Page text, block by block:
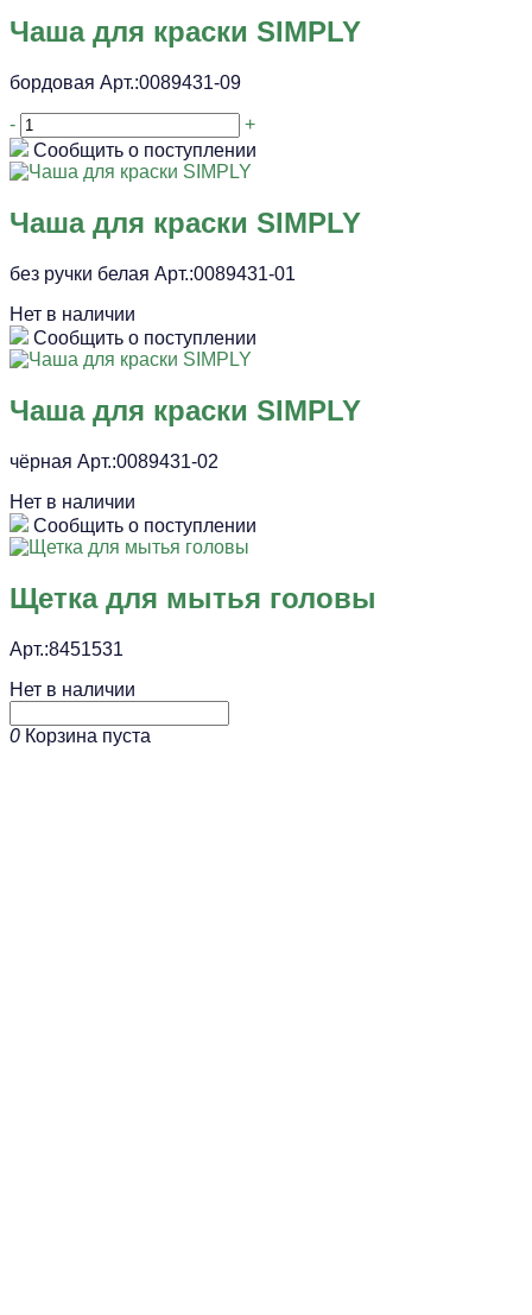
Чаша для краски SIMPLY
бордовая Арт.:0089431-09
-
+
Сообщить о поступлении
Чаша для краски SIMPLY
без ручки белая Арт.:0089431-01
Нет в наличии
Сообщить о поступлении
Чаша для краски SIMPLY
чёрная Арт.:0089431-02
Нет в наличии
Сообщить о поступлении
Щетка для мытья головы
Арт.:8451531
Нет в наличии
0 Корзина пуста